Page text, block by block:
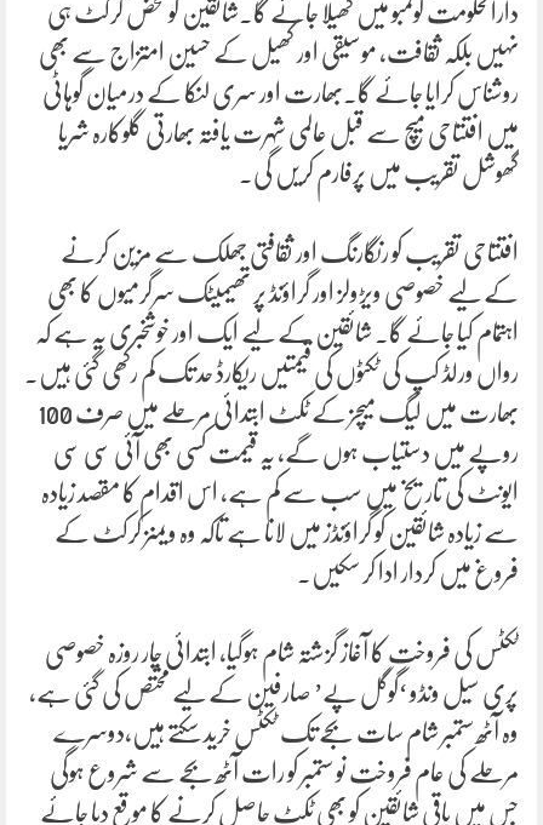
دارالحکومت کولمبو میں کھیلا جائے گا۔شائقین کو محض کرکٹ ہی
نہیں بلکہ ثقافت، موسیقی اور کھیل کے حسین امتزاج سے بھی
روشناس کرایا جائے گا۔بھارت اور سری لنکا کے درمیان گوہاٹی
میں افتتاحی میچ سے قبل عالمی شہرت یافتہ بھارتی گلوکارہ شریا
گھوشل تقریب میں پرفارم کریں گی۔
افتتاحی تقریب کو رنگارنگ اور ثقافتی جھلک سے مزین کرنے
کے لیے خصوصی ویڑولز اور گراؤنڈ پر تھیمیٹک سرگرمیوں کا بھی
اہتمام کیا جائے گا۔ شائقین کے لیے ایک اور خوشخبری یہ ہے کہ
رواں ورلڈ کپ کی ٹکٹوں کی قیمتیں ریکارڈ حد تک کم رکھی گئی ہیں۔
بھارت میں لیگ میچز کے ٹکٹ ابتدائی مرحلے میں صرف 100
روپے میں دستیاب ہوں گے، یہ قیمت کسی بھی آئی سی سی
ایونٹ کی تاریخ میں سب سے کم ہے، اس اقدام کا مقصد زیادہ
سے زیادہ شائقین کو گراؤنڈز میں لانا ہے تاکہ وہ ویمنز کرکٹ کے
فروغ میں کردار ادا کر سکیں۔
ٹکٹس کی فروخت کا آغاز گزشتہ شام ہوگیا، ابتدائی چار روزہ خصوصی
پری سیل ونڈو ‘گوگل پے’ صارفین کے لیے مختص کی گئی ہے،
وہ آٹھ ستمبر شام سات بجے تک ٹکٹس خرید سکتے ہیں،دوسرے
مرحلے کی عام فروخت نو ستمبر کو رات آٹھ بجے سے شروع ہوگی
جس میں باقی شائقین کو بھی ٹکٹ حاصل کرنے کا موقع دیا جائے